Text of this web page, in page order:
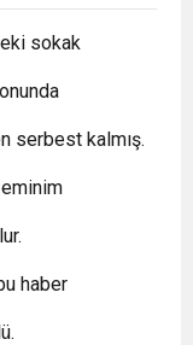
sokak
serbest kalmış.
haber